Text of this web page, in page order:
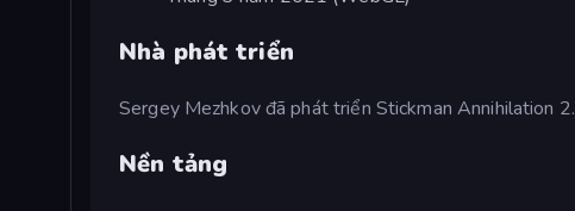
Nhà phát triển
Sergey Mezhkov đã phát triển Stickman Annihilation 2.
Nền tảng